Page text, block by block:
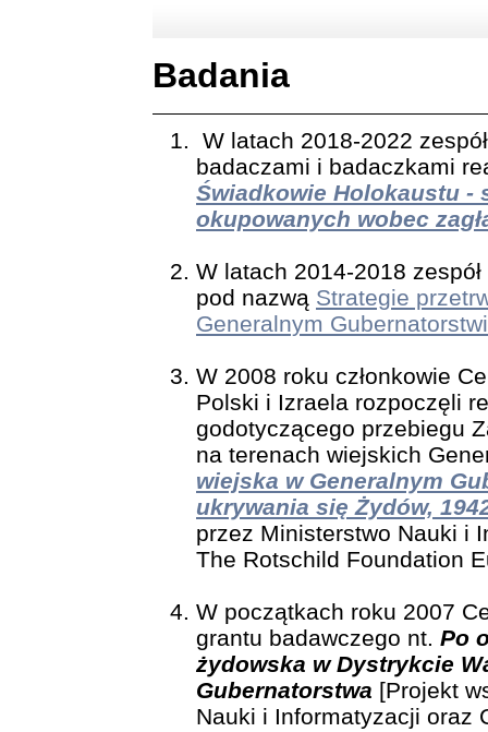
Badania
W latach 2018-2022
badaczami i badaczkami
Świadkowie Holokaustu -
okupowanych wobec
W latach 2014-2018
pod nazwą Strategie
Generalnym
W 2008 roku członkowie
Polski i Izraela rozpoczęli
godotyczącego przebiegu
na terenach wiejskich
wiejska w Generalnym
ukrywania się Żydów,
przez Ministerstwo Nauki i
The Rotschild Foundation
W początkach roku 2007
grantu badawczego nt. Po
żydowska w Dystrykcie
Gubernatorstwa [Projekt
Nauki i Informatyzacji oraz